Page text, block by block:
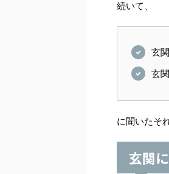
続いて、
玄
玄
に聞いたそ
玄関